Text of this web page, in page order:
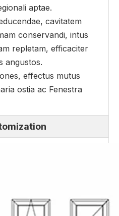
aptae.
cavitatem
conservandi, intus
repletam, efficaciter
angustos.
effectus mutus
ostia ac Fenestra